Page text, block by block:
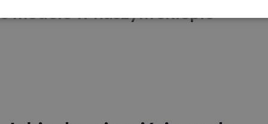
modele w naszym sklepie